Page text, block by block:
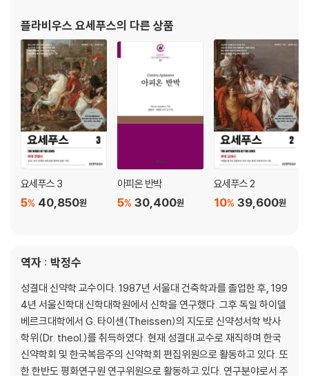
제26장 유리클레스의 모략과 그 결과
제27장 헤롯이 자기 아들들을 처형시킴
제28장 헤롯의 후회와 그 아들 안티파테르의 간교함
제29장 계속되는 안티파테르의 음모와 페로라스의 죽음
제30장 안티파테르와 페로라스의 헤롯 독살계획이 드러나기 시작함
제31장 헤롯이 귀향한 안티파테르를 법정에 세움
제32장 안티파테르의 투옥과 헤롯의 유언장
제33장 헤롯의 죽음
제2권 전쟁발발과 베스파시아누스가 파견되기 직전까지
제1장 아르켈라우스의 유대인 학살
제5장 바루스 총독의 유대인 진압
제6장 헤롯 가문 사람들의 통치권에 관한 황제의 결정
제7장 가짜 알렉산더 사건과 아르켈라우스의 추방
제8장 유대지역에 대한 총독 통치 시작 및 엣세네파, 바리새파, 사두개파
에 관하여
제9장 빌라도의 실정과 헤롯 아그립바 1세에 관하여
제10장 칼리굴라 위기
플라비우스 요세푸스의 다른 상품
요세푸스 3
40,850원
5%
아피온 반박
30,400원
5%
요세푸스 2
39,600원
10%
역자 : 박정수
성결대 신약학 교수이다. 1987년 서울대 건축학과를 졸업한 후, 199
4년 서울신학대 신학대학원에서 신학을 연구했다. 그후 독일 하이델
베르크대학에서 G. 타이센(Theissen)의 지도로 신약성서학 박사
학위(Dr. theol.)를 취득하였다. 현재 성결대 교수로 재직하며 한국
신약학회 및 한국복음주의 신약학회 편집위원으로 활동하고 있다. 또
한 한반도 평화연구원 연구위원으로 활동하고 있다. 연구분야로서 주